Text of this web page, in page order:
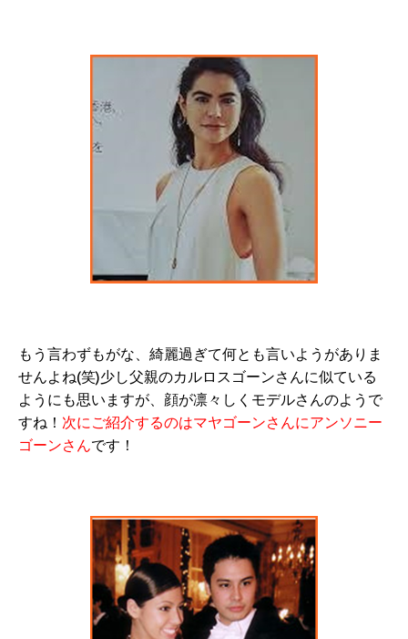
もう言わずもがな、綺麗過ぎて何とも言いようがありま
せんよね(笑)少し父親のカルロスゴーンさんに似ている
ようにも思いますが、顔が凛々しくモデルさんのようで
すね！ 次にご紹介するのはマヤゴーンさんにアンソニー
ゴーンさんです！